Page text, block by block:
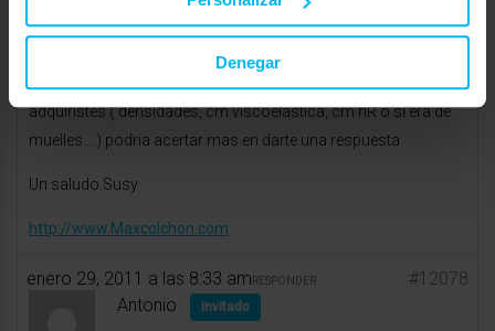
Denegar
sensacion que comentas, PERO tampoco hay un colchon
generico para todas las personas.
adquiristes ( densidades, cm viscoelastica, cm hR o si era de
muelles….) podria acertar mas en darte una respuesta
Un saludo.Susy
http://www.Maxcolchon.com
enero 29, 2011 a las 8:33 am #12078
RESPONDER
Antonio Invitado